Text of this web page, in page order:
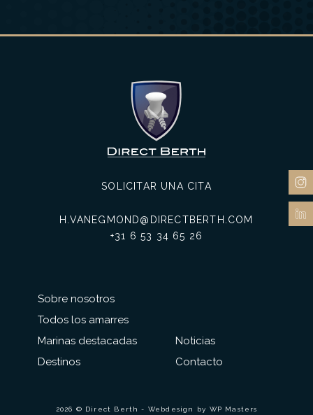
Sobre nosotros
Todos los amarres
Marinas destacadas
Destinos
SOLICITAR UNA CITA
H.VANEGMOND@DIRECTBERTH.COM
+31 6 53 34 65 26
Noticias
Contacto
2026 © Direct Berth - Webdesign by WP Masters